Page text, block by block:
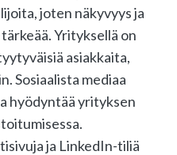
joten näkyvyys ja
Yrityksellä on
asiakkaita,
Sosiaalista mediaa
hyödyntää yrityksen
ja LinkedIn-tiliä